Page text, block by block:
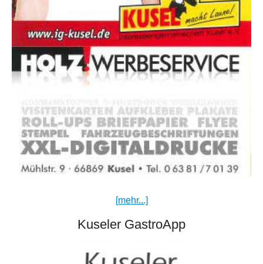
[mehr...]
Kuseler GastroApp